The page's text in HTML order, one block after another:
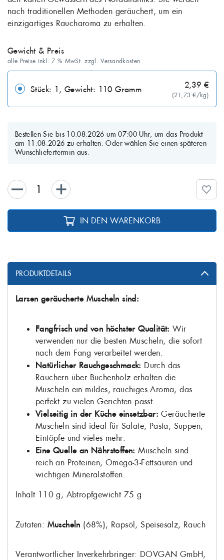
PRODUKTDETAILS
Larsen geräucherte Muscheln sind:
Fangfrisch und von höchster Qualität: Wir
verwenden nur die besten Muscheln, die sofort
nach dem Fang verarbeitet werden.
Natürlicher Rauchgeschmack: Durch das
Räuchern über Buchenholz erhalten die
Muscheln ein mildes, rauchiges Aroma, das
perfekt zu vielen Gerichten passt.
Vielseitig in der Küche einsetzbar: Geräucherte
Muscheln sind ideal für Salate, Pasta, Suppen,
Eintöpfe und vieles mehr.
Eine Quelle an Nährstoffen: Muscheln sind
reich an Proteinen, Omega-3-Fettsäuren und
wichtigen Mineralstoffen.
Inhalt 110 g, Abtropfgewicht 75 g
Zutaten: Muscheln (68%), Rapsöl, Speisesalz, Rauch
Verantwortlicher Inverkehrbringer: DOVGAN GmbH,
nach traditionellen Methoden geräuchert, um ein
einzigartiges Raucharoma zu erhalten.
Gewicht & Preis
alle Preise inkl. 7 % MwSt. zzgl. Versandkosten
Stück: 1, Gewicht: 110 Gramm
(21,73 €/kg)
2,39 €
Bestellen Sie bis 10.08.2026 um 07:00 Uhr, um das Produkt
am 11.08.2026 zu erhalten. Oder wählen Sie einen späteren
Wunschliefertermin aus.
IN DEN WARENKORB
WUNSCHLISTE